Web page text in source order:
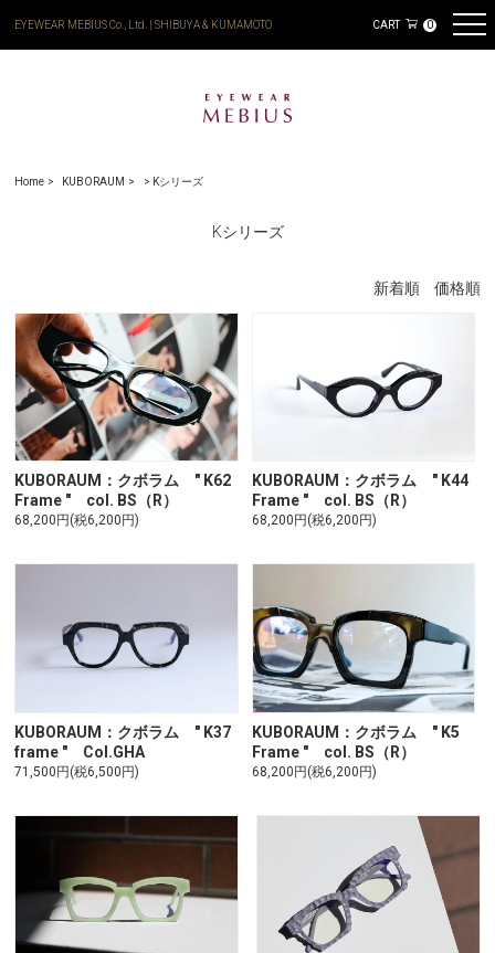
EYEWEAR MEBIUS Co., Ltd. | SHIBUYA & KUMAMOTO CART 0
Home KUBORAUM > Kシリーズ
Kシリーズ
新着順 価格順
KUBORAUM：クボラム " K62
Frame " col. BS（R）
68,200円(税6,200円)
KUBORAUM：クボラム " K44
Frame " col. BS（R）
68,200円(税6,200円)
KUBORAUM：クボラム " K37
frame " Col.GHA
71,500円(税6,500円)
KUBORAUM：クボラム " K5
Frame " col. BS（R）
68,200円(税6,200円)